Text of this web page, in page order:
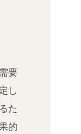
要
し
た
的